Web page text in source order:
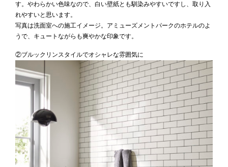
す。やわらかい色味なので、白い壁紙とも馴染みやすいですし、取り入
れやすいと思います。
写真は洗面室への施工イメージ。アミューズメントパークのホテルのよ
うで、キュートながらも爽やかな印象です。
②ブルックリンスタイルでオシャレな雰囲気に